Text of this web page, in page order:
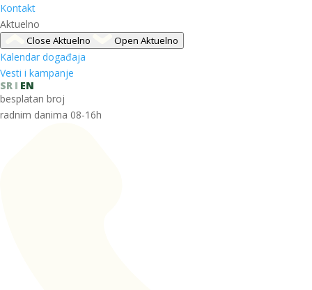
Kontakt
Aktuelno
Close Aktuelno Open Aktuelno
Kalendar događaja
Vesti i kampanje
SR
EN
besplatan broj
radnim danima 08-16h